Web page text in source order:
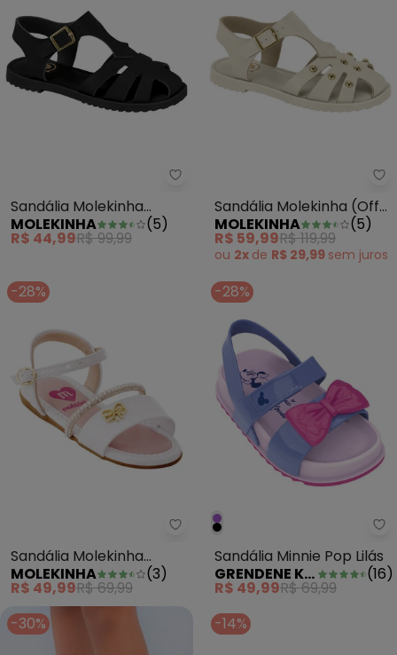
Sandália Molekinha (Preta) em
Sandália Molekinha
(Preta) em Sintético
MOLEKINHA (5)
R$ 44,99R$ 99,99
Sandália Molekinha (Off
White)
MOLEKINHA (5)
R$ 59,99R$ 119,99
ou 2x de R$ 29,99 sem juros
-28%
Sandália Molekinha (Branca)
Sandália Molekinha
(Branca) Oem Sintético
MOLEKINHA (3)
R$ 49,99R$ 69,99
-28%
Sandália Minnie Pop Lilás
GRENDENE KIDS
(16)
R$ 49,99R$ 69,99
-30%
-14%